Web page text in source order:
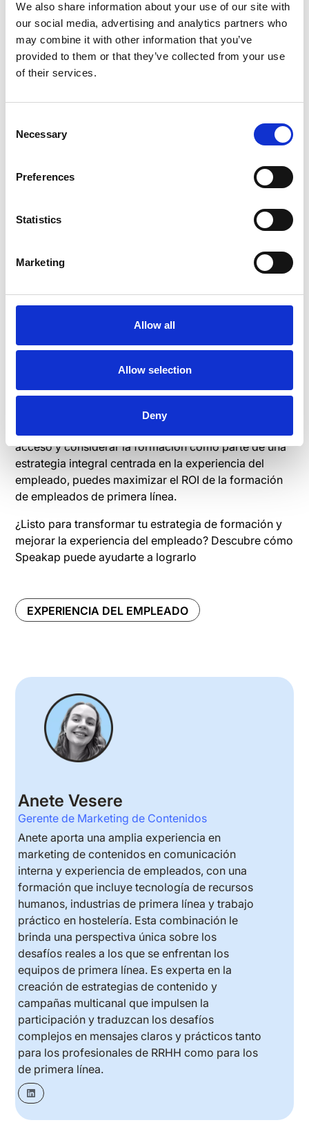
We also share information about your use of our site with
our social media, advertising and analytics partners who
may combine it with other information that you’ve
provided to them or that they’ve collected from your use
of their services.
Selection
Necessary
Preferences
Statistics
Marketing
Allow all
Allow selection
Deny
apoyo integral que mejora el compromiso, la
satisfacción y la productividad del empleado.
Las empresas que integran con éxito la formación con
estrategias más amplias de RR.HH. suelen ver
probable.
: 2.4 veces más probable.
más probable.
: 3.7 veces más probable.
Crear un sentido de pertenencia
Fuente: Josh Bersin Company
En resumen, al alinear la formación con los objetivos
acceso y considerar la formación como parte de una
estrategia integral centrada en la experiencia del
empleado, puedes maximizar el ROI de la formación
de empleados de primera línea.
¿Listo para transformar tu estrategia de formación y
mejorar la experiencia del empleado? Descubre cómo
Speakap puede ayudarte a lograrlo
EXPERIENCIA DEL EMPLEADO
Anete Vesere
Gerente de Marketing de Contenidos
Anete aporta una amplia experiencia en
marketing de contenidos en comunicación
interna y experiencia de empleados, con una
formación que incluye tecnología de recursos
humanos, industrias de primera línea y trabajo
práctico en hostelería. Esta combinación le
brinda una perspectiva única sobre los
desafíos reales a los que se enfrentan los
equipos de primera línea. Es experta en la
creación de estrategias de contenido y
campañas multicanal que impulsen la
participación y traduzcan los desafíos
complejos en mensajes claros y prácticos tanto
para los profesionales de RRHH como para los
de primera línea.